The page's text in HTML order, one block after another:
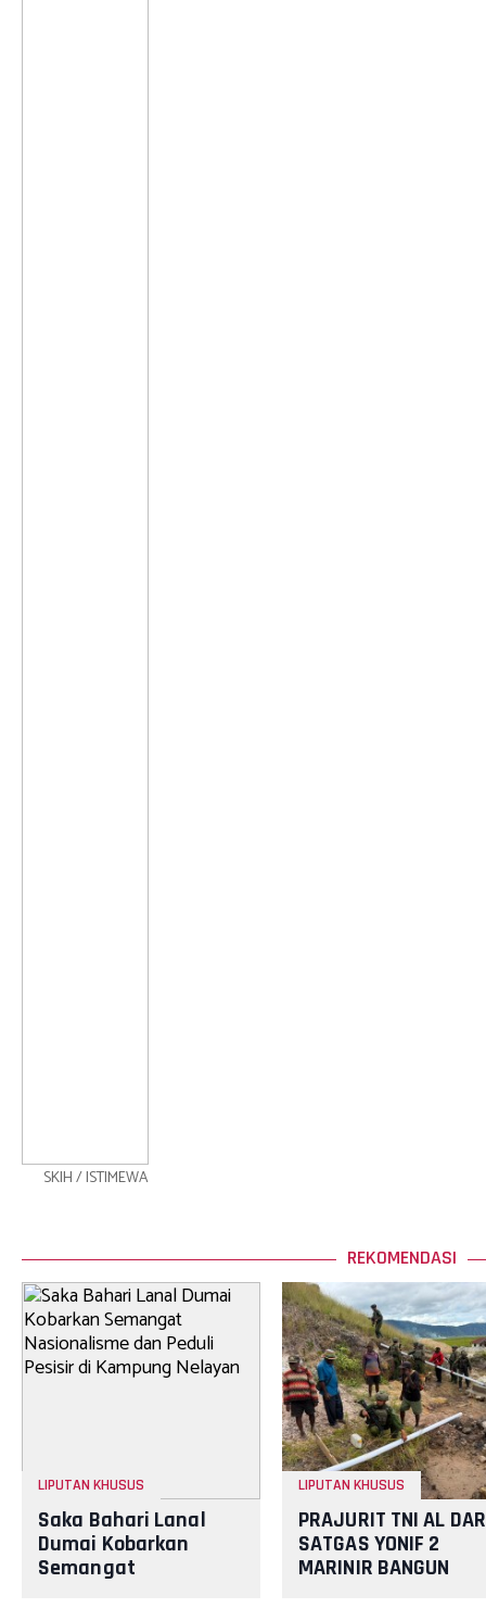
SKIH / ISTIMEWA
REKOMENDASI
LIPUTAN KHUSUS
Saka Bahari Lanal
Dumai Kobarkan
Semangat
LIPUTAN KHUSUS
PRAJURIT TNI AL
SATGAS YONIF 2
MARINIR BANGUN